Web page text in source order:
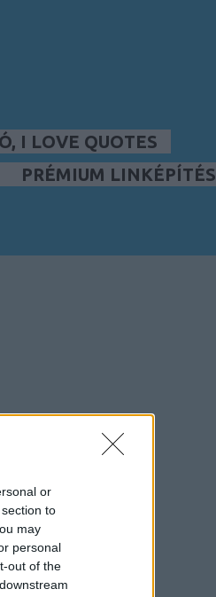
or
to
may
personal
out of the
I LOVE QUOTES
PRÉMIUM LINKÉPÍTÉS